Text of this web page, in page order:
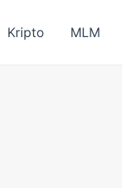
Kripto MLM